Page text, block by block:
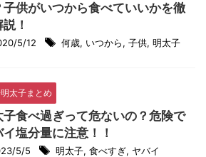
子供がいつから食べていいかを徹
！
5/12 何歳, いつから, 子供, 明太子
太子まとめ
子食べ過ぎって危ないの？危険で
イ塩分量に注意！！
5/5 明太子, 食べすぎ, ヤバイ